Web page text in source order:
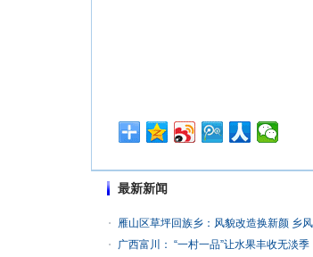
最新新闻
雁山区草坪回族乡：风貌改造换新颜 乡
广西富川： “一村一品”让水果丰收无淡季